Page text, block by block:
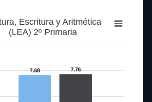
Escritura y Aritmética
(LEA) 2º Primaria
7.68 7.76